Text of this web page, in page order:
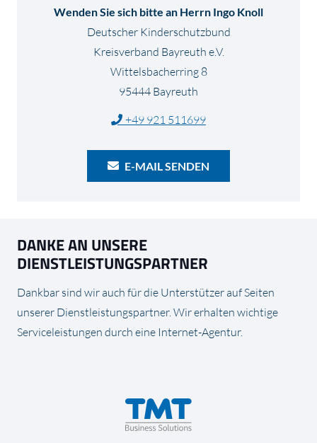
Wenden Sie sich bitte an Herrn Ingo Knoll
Deutscher Kinderschutzbund
Kreisverband Bayreuth e.V.
Wittelsbacherring 8
95444 Bayreuth
+49 921 511699
E-MAIL SENDEN
DANKE AN UNSERE
DIENSTLEISTUNGSPARTNER
Dankbar sind wir auch für die Unterstützer auf Seiten
unserer Dienstleistungspartner. Wir erhalten wichtige
Serviceleistungen durch eine Internet-Agentur.